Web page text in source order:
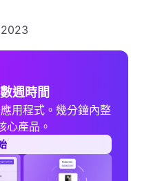
週時間
用程式。幾分鐘內整
心產品。